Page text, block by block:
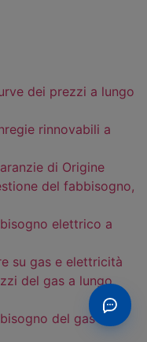
dei prezzi a lungo
rinnovabili a
di Origine
del fabbisogno,
elettrico a
su gas e elettricità
del gas a lungo
del gas a